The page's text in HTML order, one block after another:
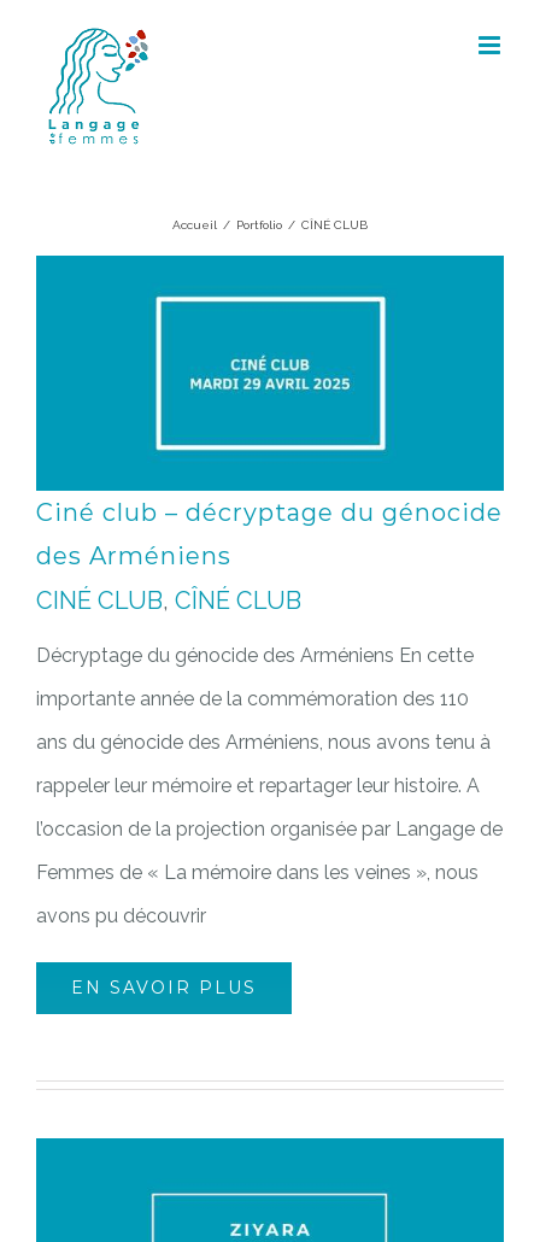
content
Accueil / Portfolio / CÎNÉ CLUB
Ciné club – décryptage du génocide
des Arméniens
CINÉ CLUB, CÎNÉ CLUB
Décryptage du génocide des Arméniens En cette
importante année de la commémoration des 110
ans du génocide des Arméniens, nous avons tenu à
rappeler leur mémoire et repartager leur histoire. A
l’occasion de la projection organisée par Langage de
Femmes de « La mémoire dans les veines », nous
avons pu découvrir
EN SAVOIR PLUS